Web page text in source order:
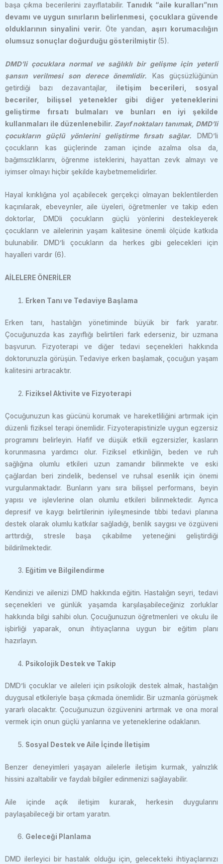
başa çıkma becerilerini zayıflatabilir. Tanıdık “aile kuralları”nın
devamı ve uygun sınırların belirlenmesi, çocuklara güvende
olduklarının sinyalini verir. Öte yandan, aşırı korumacılığın
olumsuz sonuçlar doğurduğu gösterilmiştir (5).
DMD’li çocuklara normal ve sağlıklı bir gelişme için yeterli
şansın verilmesi son derece önemlidir. Kas güçsüzlüğünün
getirdiği bazı dezavantajlar, iletişim becerileri, sosyal
beceriler, bilişsel yetenekler gibi diğer yeteneklerini
geliştirme fırsatı bulmaları ve bunları en iyi şekilde
kullanmaları ile düzenlenebilir. Zayıf noktaları tanımak, DMD’li
çocukların güçlü yönlerini geliştirme fırsatı sağlar. DMD’li
çocukların kas güçlerinde zaman içinde azalma olsa da,
bağımsızlıklarını, öğrenme isteklerini, hayattan zevk almayı ve
iyimser olmayı hiçbir şekilde kaybetmemelidirler.
Hayal kırıklığına yol açabilecek gerçekçi olmayan beklentilerden
kaçınılarak, ebeveynler, aile üyeleri, öğretmenler ve takip eden
doktorlar, DMDli çocukların güçlü yönlerini destekleyerek
çocukların ve ailelerinin yaşam kalitesine önemli ölçüde katkıda
bulunabilir. DMD’li çocukların da herkes gibi gelecekleri için
hayalleri vardır (6).
AİLELERE ÖNERİLER
Erken Tanı ve Tedaviye Başlama
Erken tanı, hastalığın yönetiminde büyük bir fark yaratır.
Çocuğunuzda kas zayıflığı belirtileri fark ederseniz, bir uzmana
başvurun. Fizyoterapi ve diğer tedavi seçenekleri hakkında
doktorunuzla görüşün. Tedaviye erken başlamak, çocuğun yaşam
kalitesini artıracaktır.
Fiziksel Aktivite ve Fizyoterapi
Çocuğunuzun kas gücünü korumak ve hareketliliğini artırmak için
düzenli fiziksel terapi önemlidir. Fizyoterapistinizle uygun egzersiz
programını belirleyin. Hafif ve düşük etkili egzersizler, kasların
korunmasına yardımcı olur. Fiziksel etkinliğin, beden ve ruh
sağlığına olumlu etkileri uzun zamandır bilinmekte ve eski
çağlardan beri zindelik, bedensel ve ruhsal esenlik için önemi
vurgulanmaktadır. Bunların yanı sıra bilişsel performans, beyin
yapısı ve işlevlerine olan olumlu etkileri bilinmektedir. Ayrıca
depresif ve kaygı belirtilerinin iyileşmesinde tıbbi tedavi planına
destek olarak olumlu katkılar sağladığı, benlik saygısı ve özgüveni
arttırdığı, stresle başa çıkabilme yeteneğini geliştirdiği
bildirilmektedir.
Eğitim ve Bilgilendirme
Kendinizi ve ailenizi DMD hakkında eğitin. Hastalığın seyri, tedavi
seçenekleri ve günlük yaşamda karşılaşabileceğiniz zorluklar
hakkında bilgi sahibi olun. Çocuğunuzun öğretmenleri ve okulu ile
işbirliği yaparak, onun ihtiyaçlarına uygun bir eğitim planı
hazırlayın.
Psikolojik Destek ve Takip
DMD’li çocuklar ve aileleri için psikolojik destek almak, hastalığın
duygusal etkileriyle başa çıkmada önemlidir. Bir uzmanla görüşmek
yararlı olacaktır. Çocuğunuzun özgüvenini artırmak ve ona moral
vermek için onun güçlü yanlarına ve yeteneklerine odaklanın.
Sosyal Destek ve Aile İçinde İletişim
Benzer deneyimleri yaşayan ailelerle iletişim kurmak, yalnızlık
hissini azaltabilir ve faydalı bilgiler edinmenizi sağlayabilir.
Aile içinde açık iletişim kurarak, herkesin duygularını
paylaşabileceği bir ortam yaratın.
Geleceği Planlama
DMD ilerleyici bir hastalık olduğu için, gelecekteki ihtiyaçlarınızı